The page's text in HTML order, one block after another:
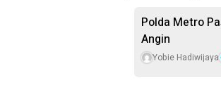
Polda Metro
Angin
Yobie Hadiwijaya